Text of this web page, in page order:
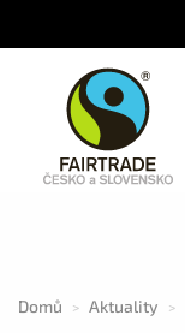
Domů > Aktuality >